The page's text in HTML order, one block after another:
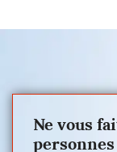
Ne vous